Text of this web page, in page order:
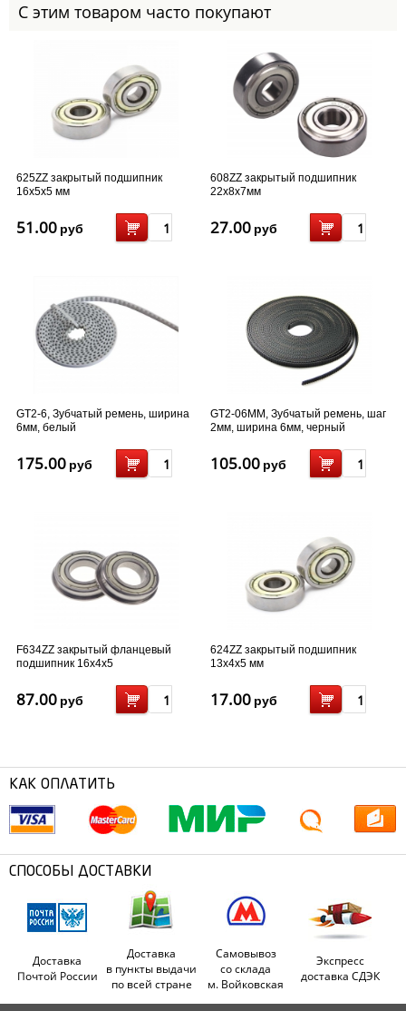
С этим товаром часто покупают
625ZZ закрытый подшипник
16x5x5 мм
51.00 руб
608ZZ закрытый подшипник
22x8x7мм
27.00 руб
GT2-6, Зубчатый ремень, ширина
6мм, белый
175.00 руб
GT2-06MM, Зубчатый ремень, шаг
2мм, ширина 6мм, черный
105.00 руб
F634ZZ закрытый фланцевый
подшипник 16x4x5
87.00 руб
624ZZ закрытый подшипник
13x4x5 мм
17.00 руб
КАК ОПЛАТИТЬ
СПОСОБЫ ДОСТАВКИ
Доставка
Почтой России
Доставка
в пункты выдачи
по всей стране
Самовывоз
со склада
м. Войковская
Экспресс
доставка СДЭК